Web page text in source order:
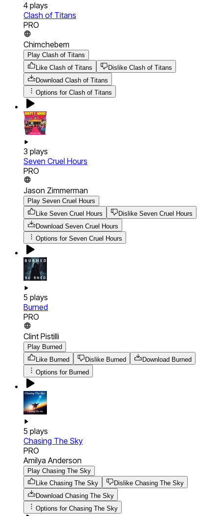
4 plays
Clash of Titans
PRO
Chimchebem
Play Clash of Titans
Like Clash of Titans
Dislike Clash of Titans
Download Clash of Titans
Options for Clash of Titans
3 plays
Seven Cruel Hours
PRO
Jason Zimmerman
Play Seven Cruel Hours
Like Seven Cruel Hours
Dislike Seven Cruel Hours
Download Seven Cruel Hours
Options for Seven Cruel Hours
5 plays
Burned
PRO
Clint Pistilli
Play Burned
Like Burned
Dislike Burned Download Burned
Options for Burned
5 plays
Chasing The Sky
PRO
Amilya Anderson
Play Chasing The Sky
Like Chasing The Sky
Dislike Chasing The Sky
Download Chasing The Sky
Options for Chasing The Sky